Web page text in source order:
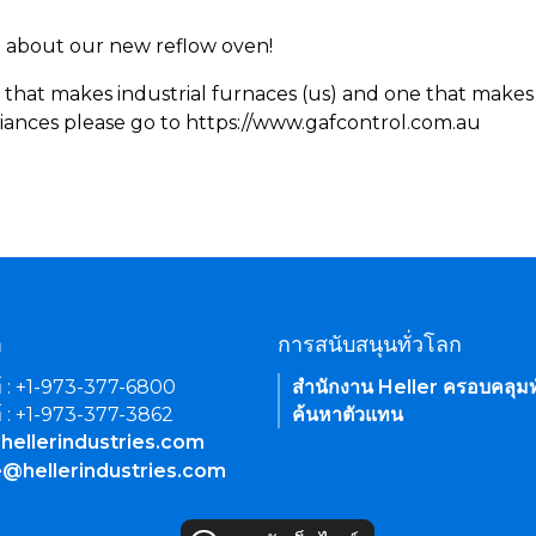
our new reflow oven!
makes industrial furnaces (us) and one that
please go to https://www.gafcontrol.com.au
+1-973-377-6800
+1-973-377-3862
การสนับสนุนทั่วโลก
สำนักงาน Heller ครอบคลุม
ค้นหาตัวแทน